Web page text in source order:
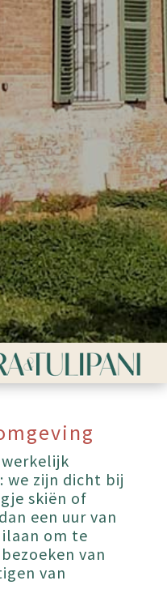
we zijn dicht bij
skiën of
een uur van
om te
van
van